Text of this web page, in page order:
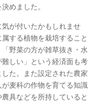
めました。
が付いたかもしれませ
する植物を栽培すること
野菜の方が雑草抜き・水
しい」という経済面も考
た。また設定された農家
麦科の作物を育てる知識
具などを所持していると